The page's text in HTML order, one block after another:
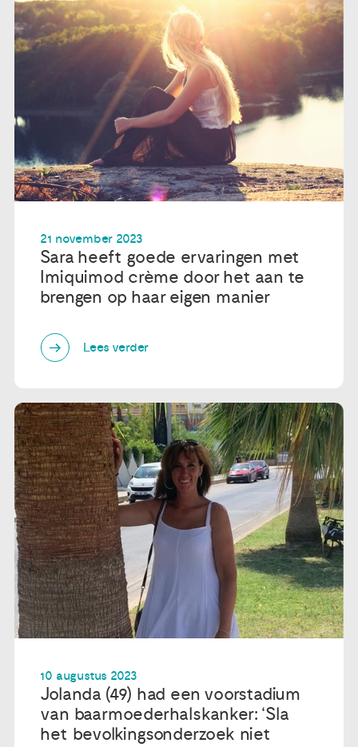
21 november 2023
Sara heeft goede ervaringen met
Imiquimod crème door het aan te
brengen op haar eigen manier
Lees verder
10 augustus 2023
Jolanda (49) had een voorstadium
van baarmoederhalskanker: ‘Sla
het bevolkingsonderzoek niet